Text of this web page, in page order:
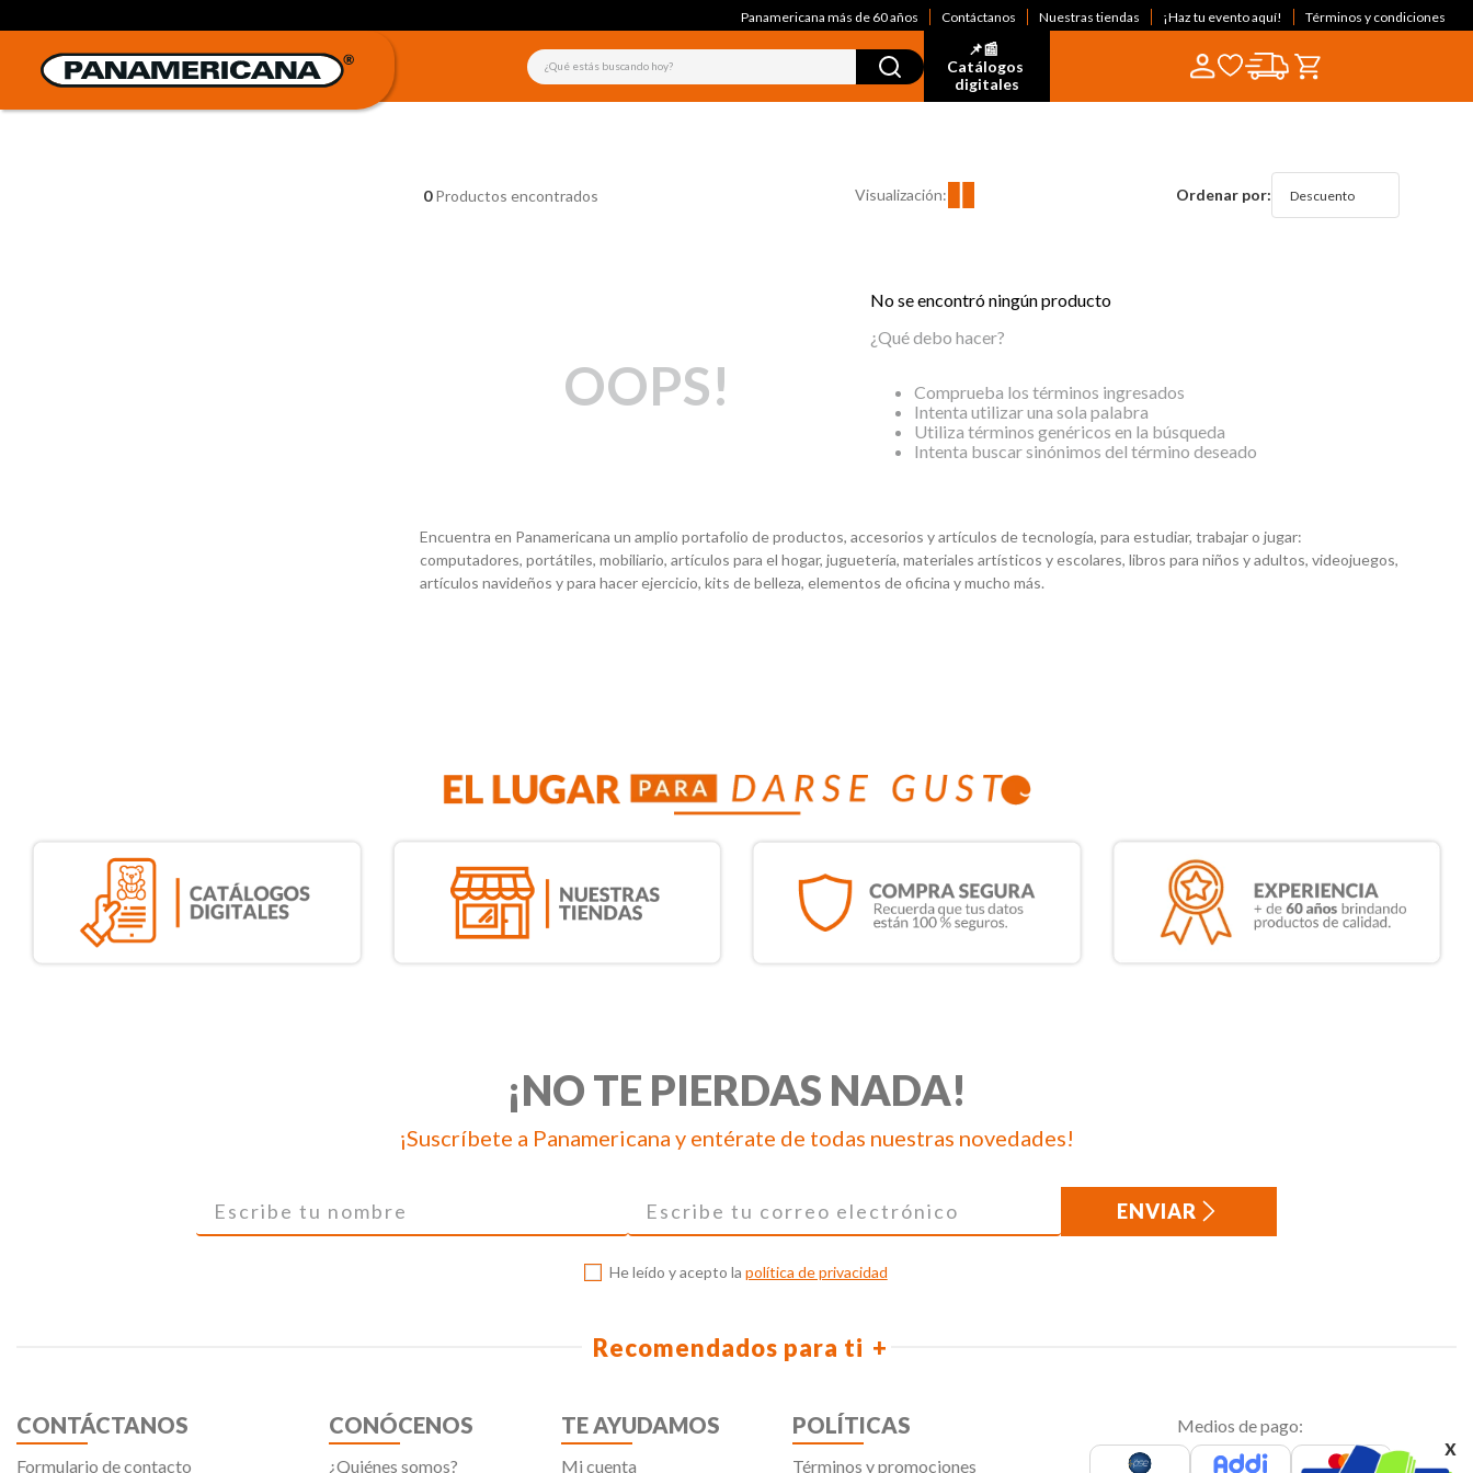
x
Panamericana más de 60 años Contáctanos Nuestras tiendas ¡Haz tu evento aquí! Términos y condiciones
¿Qué estás buscando hoy?
📌📰
Catálogos
digitales
0Productos encontrados Visualización: Descuento
OOPS!
No se encontró ningún producto
¿Qué debo hacer?
Comprueba los términos ingresados
Intenta utilizar una sola palabra
Utiliza términos genéricos en la búsqueda
Intenta buscar sinónimos del término deseado
Encuentra en Panamericana un amplio portafolio de productos, accesorios y artículos de tecnología, para estudiar, trabajar o jugar:
computadores, portátiles, mobiliario, artículos para el hogar, juguetería, materiales artísticos y escolares, libros para niños y adultos, videojuegos,
artículos navideños y para hacer ejercicio, kits de belleza, elementos de oficina y mucho más.
¡NO TE PIERDAS NADA!
¡Suscríbete a Panamericana y entérate de todas nuestras novedades!
ENVIAR
He leído y acepto la política de privacidad
Recomendados para ti
CONTÁCTANOS
Formulario de contacto
CONÓCENOS
¿Quiénes somos?
TE AYUDAMOS
Mi cuenta
POLÍTICAS
Términos y promociones
Medios de pago: